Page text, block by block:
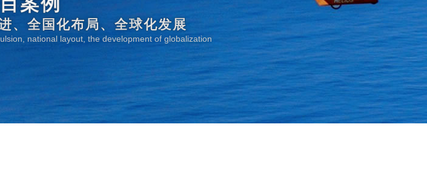
、全国化布局、全球化发展
national layout, the development of globalization